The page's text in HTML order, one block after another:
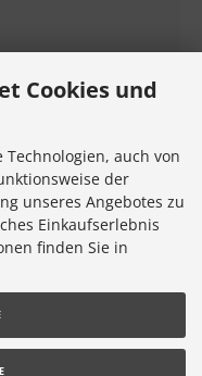
Cookies und
auch von
der
unseres Angebotes zu
Einkaufserlebnis
finden Sie in